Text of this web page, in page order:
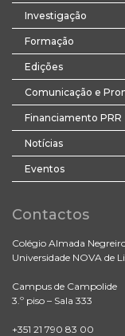
Investigação
Formação
Edições
Comunicação e
Financiamento PRR
Notícias
Eventos
Contactos
Colégio Almada
Universidade NOVA de
Campus de Campolide
3.º piso – Sala 333
+351 21 790 83 00